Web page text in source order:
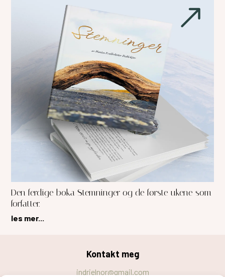
Den ferdige boka Stemninger og de første ukene som
forfatter.
les mer...
Kontakt meg
indrielnor@gmail.com